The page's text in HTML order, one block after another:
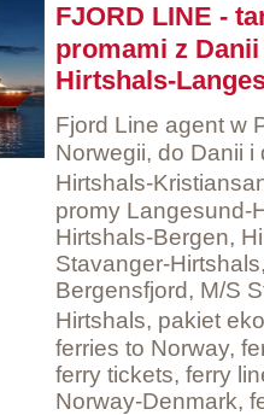
FJORD LINE -
promami z
Hirtshals-
Fjord Line agent w
Norwegii, do Danii
Hirtshals-
promy Langesund-
Hirtshals-Bergen,
Stavanger-
Bergensfjord, M/S
Hirtshals, pakiet
ferries to Norway,
ferry tickets, ferry
Norway-Denmark,